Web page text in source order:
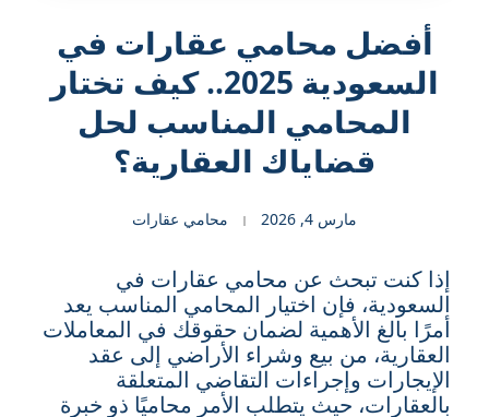
أفضل محامي عقارات في
السعودية 2025.. كيف تختار
المحامي المناسب لحل
قضاياك العقارية؟
مارس 4, 2026 محامي عقارات
إذا كنت تبحث عن محامي عقارات في
السعودية، فإن اختيار المحامي المناسب يعد
أمرًا بالغ الأهمية لضمان حقوقك في المعاملات
العقارية، من بيع وشراء الأراضي إلى عقد
الإيجارات وإجراءات التقاضي المتعلقة
بالعقارات، حيث يتطلب الأمر محاميًا ذو خبرة